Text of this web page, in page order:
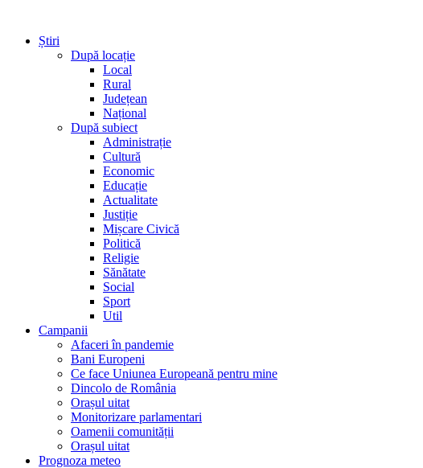
Știri
După locație
Local
Rural
Județean
Național
După subiect
Administrație
Cultură
Economic
Educație
Actualitate
Justiție
Mișcare Civică
Politică
Religie
Sănătate
Social
Sport
Util
Campanii
Afaceri în pandemie
Bani Europeni
Ce face Uniunea Europeană pentru mine
Dincolo de România
Orașul uitat
Monitorizare parlamentari
Oamenii comunității
Orașul uitat
Prognoza meteo